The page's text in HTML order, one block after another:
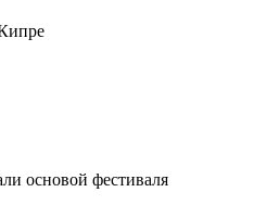
основой фестиваля